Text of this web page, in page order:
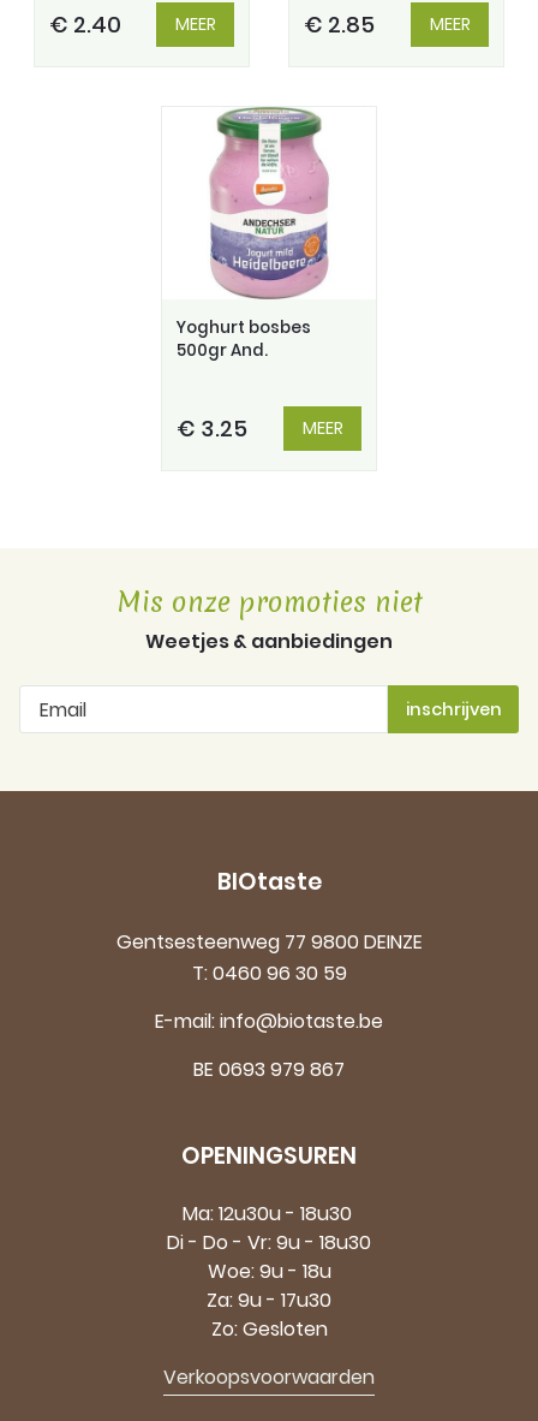
€ 2.40 MEER € 2.85 MEER
Yoghurt bosbes
500gr And.
€ 3.25 MEER
Mis onze promoties niet
Weetjes & aanbiedingen
BIOtaste
Gentsesteenweg 77 9800 DEINZE
T:0460 96 30 59
E-mail:info@biotaste.be
BE 0693 979 867
OPENINGSUREN
Ma: 12u30u - 18u30
Di - Do - Vr: 9u - 18u30
Woe: 9u - 18u
Za: 9u - 17u30
Zo: Gesloten
Verkoopsvoorwaarden